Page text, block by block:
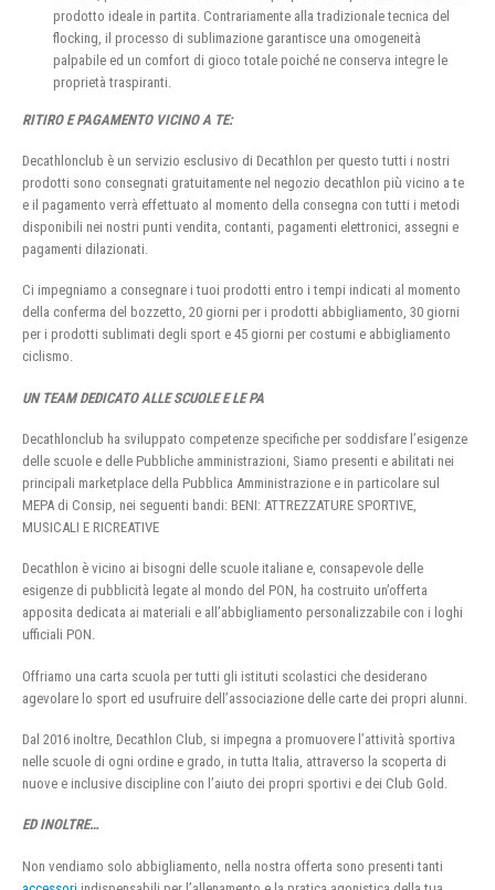
prodotto ideale in partita. Contrariamente alla tradizionale tecnica del
flocking, il processo di sublimazione garantisce una omogeneità
palpabile ed un comfort di gioco totale poiché ne conserva integre le
proprietà traspiranti.
RITIRO E PAGAMENTO VICINO A TE:
Decathlonclub è un servizio esclusivo di Decathlon per questo tutti i nostri
prodotti sono consegnati gratuitamente nel negozio decathlon più vicino a te
e il pagamento verrà effettuato al momento della consegna con tutti i metodi
disponibili nei nostri punti vendita, contanti, pagamenti elettronici, assegni e
pagamenti dilazionati.
Ci impegniamo a consegnare i tuoi prodotti entro i tempi indicati al momento
della conferma del bozzetto, 20 giorni per i prodotti abbigliamento, 30 giorni
per i prodotti sublimati degli sport e 45 giorni per costumi e abbigliamento
ciclismo.
UN TEAM DEDICATO ALLE SCUOLE E LE PA
Decathlonclub ha sviluppato competenze specifiche per soddisfare l’esigenze
delle scuole e delle Pubbliche amministrazioni, Siamo presenti e abilitati nei
principali marketplace della Pubblica Amministrazione e in particolare sul
MEPA di Consip, nei seguenti bandi: BENI: ATTREZZATURE SPORTIVE,
MUSICALI E RICREATIVE
Decathlon è vicino ai bisogni delle scuole italiane e, consapevole delle
esigenze di pubblicità legate al mondo del PON, ha costruito un’offerta
apposita dedicata ai materiali e all’abbigliamento personalizzabile con i loghi
ufficiali PON.
Offriamo una carta scuola per tutti gli istituti scolastici che desiderano
agevolare lo sport ed usufruire dell’associazione delle carte dei propri alunni.
Dal 2016 inoltre, Decathlon Club, si impegna a promuovere l’attività sportiva
nelle scuole di ogni ordine e grado, in tutta Italia, attraverso la scoperta di
nuove e inclusive discipline con l’aiuto dei propri sportivi e dei Club Gold.
ED INOLTRE…
Non vendiamo solo abbigliamento, nella nostra offerta sono presenti tanti